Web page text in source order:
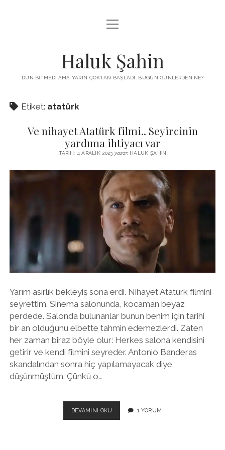
KUTUP YILDIZI
MENDIREK YAZILARI
İYI YAŞAM VE MUTLULUK ÜZERINE
BABIALI’DE CINAYET
BIZ KIMIZ?
DERS NOTLARI – LECTURE NOTES
MED 532 SPRING ‘25
YAZMADAN EDEMEDIM
HABERLER / NEWS
twitterfacebook
instagram
menüyü
aç
Haluk Şahin
DÜN BITMEDI AMA YARIN ÇOKTAN BAŞLADI. BUGÜN GÜNLERDEN NE?
Etiket: atatürk
Ve nihayet Atatürk filmi.. Seyircinin
yardıma ihtiyacı var
TARIH: 4 ARALIK 2023 yazar:HALUK ŞAHIN
Yarım asırlık bekleyiş sona erdi. Nihayet Atatürk filmini
seyrettim. Sinema salonunda, kocaman beyaz
perdede. Salonda bulunanlar bunun benim için tarihi
bir an olduğunu elbette tahmin edemezlerdi. Zaten
her zaman biraz böyle olur: Herkes salona kendisini
getirir ve kendi filmini seyreder. Antonio Banderas
skandalından sonra hiç yapılamayacak diye
düşünmüştüm. Çünkü o…
DEVAMINI OKU
NIHAYET
1 YORUM